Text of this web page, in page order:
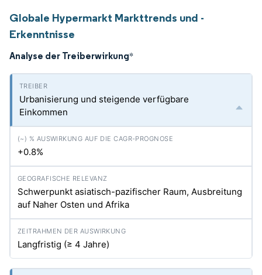
Globale Hypermarkt Markttrends und -
Erkenntnisse
Analyse der Treiberwirkung*
Urbanisierung und steigende verfügbare
Einkommen
+0.8%
Schwerpunkt asiatisch-pazifischer Raum, Ausbreitung
auf Naher Osten und Afrika
Langfristig (≥ 4 Jahre)